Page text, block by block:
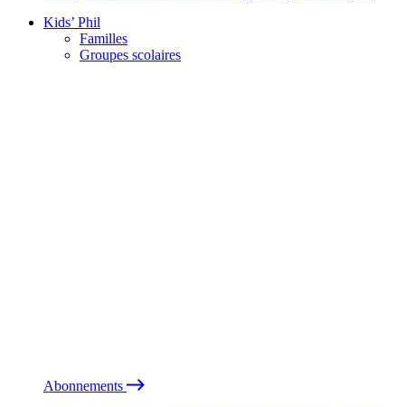
Kids’ Phil
Familles
Groupes scolaires
Abonnements